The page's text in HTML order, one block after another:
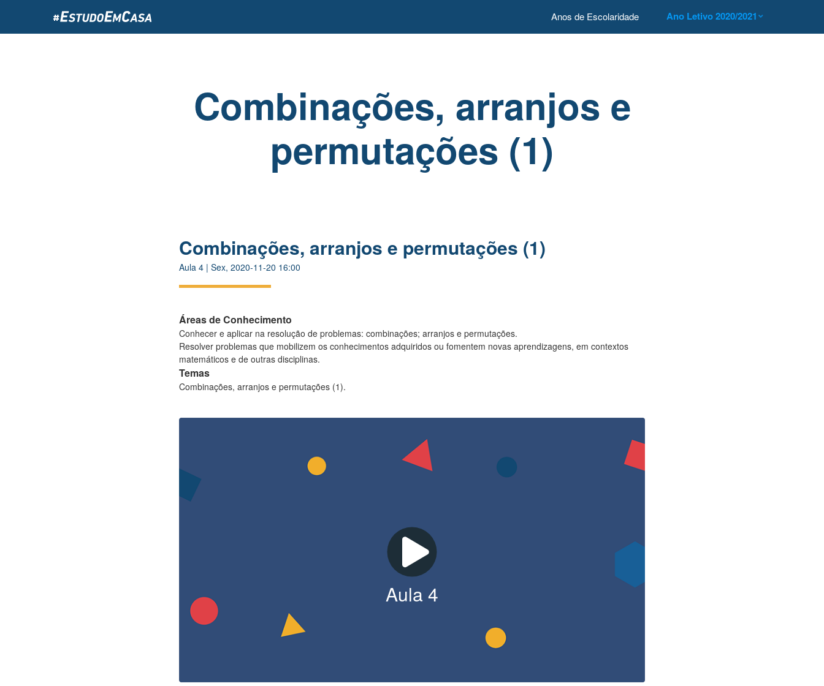
o
Anos de Escolaridade Ano Letivo 2020/2021
Combinações, arranjos e
permutações (1)
Combinações, arranjos e permutações (1)
Aula 4 | Sex, 2020-11-20 16:00
Áreas de Conhecimento
Conhecer e aplicar na resolução de problemas: combinações; arranjos e permutações.
Resolver problemas que mobilizem os conhecimentos adquiridos ou fomentem novas aprendizagens, em contextos
matemáticos e de outras disciplinas.
Temas
Combinações, arranjos e permutações (1).
Aula 4